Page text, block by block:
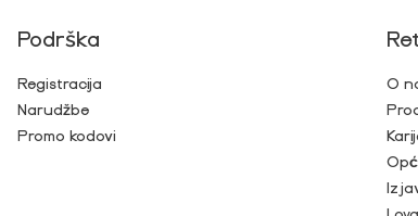
Podrška
Registracija
Narudžbe
Promo kodovi
O